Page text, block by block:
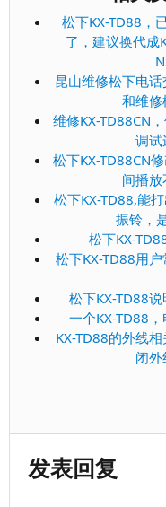
松下KX-TD88，
了，建议换代成
昆山维修松下电
和维
维修KX-TD88CN
调试
松下KX-TD88CN
间播
松下KX-TD88,能
振铃，
松下KX-
松下KX-TD88用
松下KX-TD88
一个KX-TD88
KX-TD88的外线
闭
发表回复